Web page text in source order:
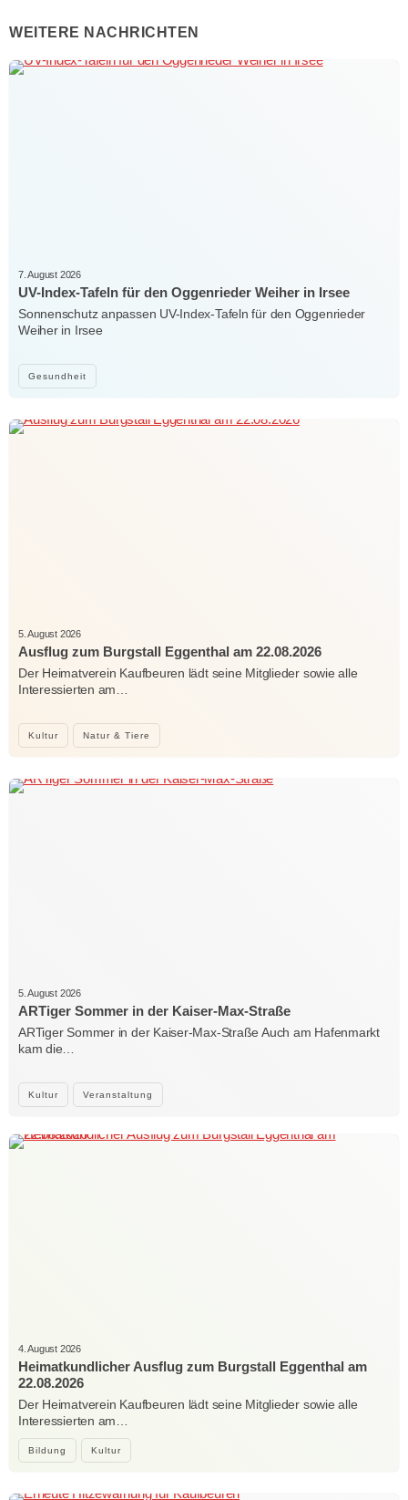
WEITERE NACHRICHTEN
Gesundheit
7. August 2026
UV-Index-Tafeln für den Oggenrieder Weiher in Irsee
Sonnenschutz anpassen UV-Index-Tafeln für den Oggenrieder
Weiher in Irsee
Kultur Natur & Tiere
5. August 2026
Ausflug zum Burgstall Eggenthal am 22.08.2026
Der Heimatverein Kaufbeuren lädt seine Mitglieder sowie alle
Interessierten am…
Kultur Veranstaltung
5. August 2026
ARTiger Sommer in der Kaiser-Max-Straße
ARTiger Sommer in der Kaiser-Max-Straße Auch am Hafenmarkt
kam die…
Bildung Kultur
4. August 2026
Heimatkundlicher Ausflug zum Burgstall Eggenthal am
22.08.2026
Der Heimatverein Kaufbeuren lädt seine Mitglieder sowie alle
Interessierten am…